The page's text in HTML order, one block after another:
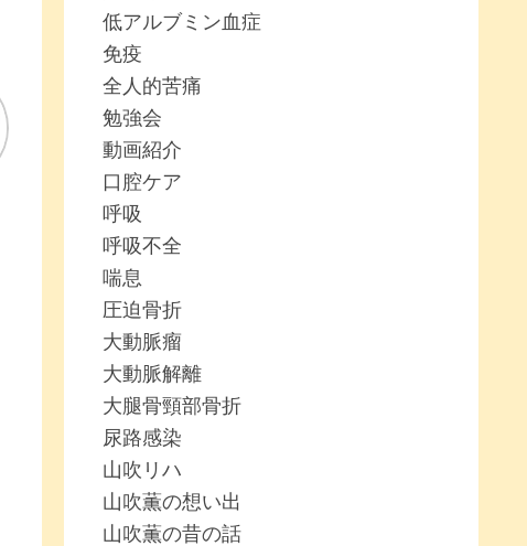
低アルブミン血症
免疫
全人的苦痛
勉強会
動画紹介
口腔ケア
呼吸
呼吸不全
喘息
圧迫骨折
大動脈瘤
大動脈解離
大腿骨頸部骨折
尿路感染
山吹リハ
山吹薫の想い出
山吹薫の昔の話